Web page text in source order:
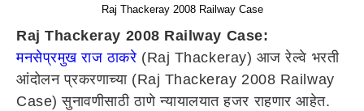
Raj Thackeray 2008 Railway Case
Raj Thackeray 2008 Railway Case:
मनसेप्रमुख राज ठाकरे (Raj Thackeray) आज रेल्वे भरती
आंदोलन प्रकरणाच्या (Raj Thackeray 2008 Railway
Case) सुनावणीसाठी ठाणे न्यायालयात हजर राहणार आहेत.